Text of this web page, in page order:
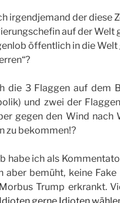
irgendjemand der diese
auf der Welt
öffentlich in die
die 3 Flaggen auf dem
und zwei der
gegen den Wind nach
zu bekommen!?
habe ich als
aber bemüht, keine
Trump erkrankt.
gerne Idioten